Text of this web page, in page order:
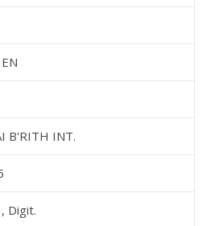
B'RITH INT.
Digit.